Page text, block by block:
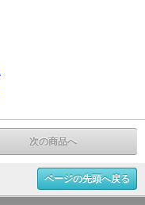
次の商品へ
ページの先頭へ戻る